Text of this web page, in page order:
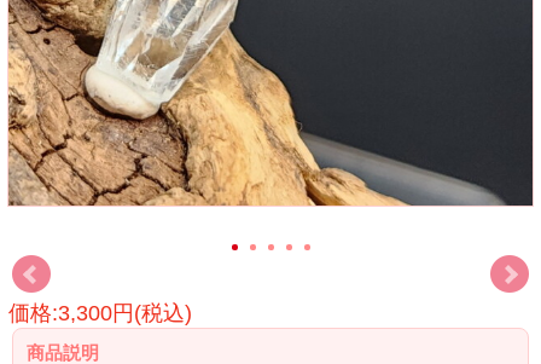
価格:3,300円(税込)
商品説明